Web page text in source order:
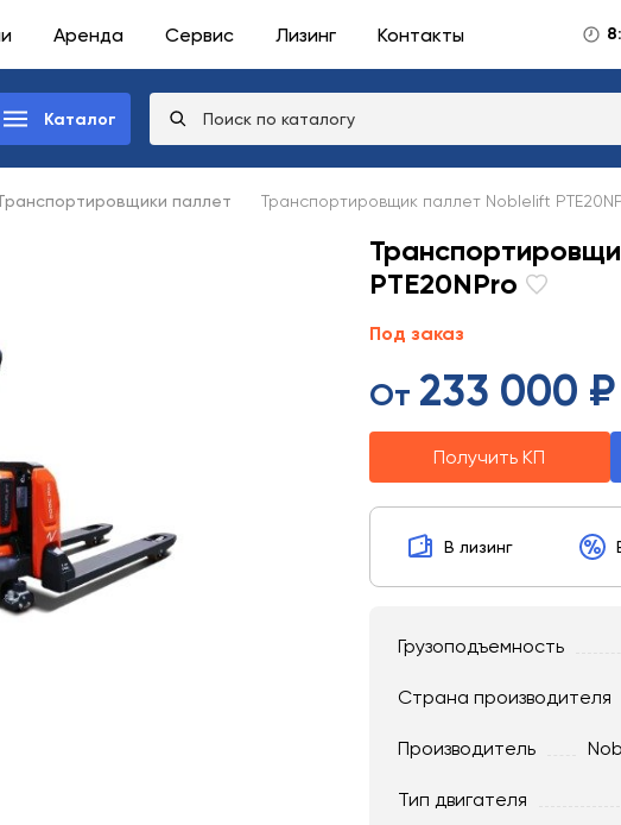
Аренда Сервис Лизинг Контакты
Каталог
паллет Транспортировщик паллет Noblelift
PTE20NPro
Под заказ
От 233 000 ₽
Получить КП
В лизинг
Грузоподъемность
Страна производителя
Производитель
Тип двигателя